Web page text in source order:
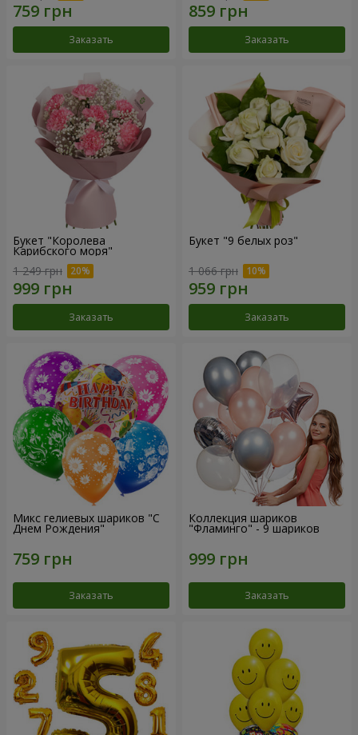
Заказать Заказать
Букет "Королева
Карибского моря"
1 249 грн
Заказать
Букет "9 белых роз"
1 066 грн
Заказать
Микс гелиевых шариков "C
Днем Рождения"
Заказать
Коллекция шариков
"Фламинго" - 9 шариков
Заказать